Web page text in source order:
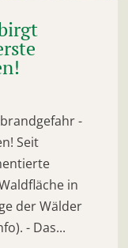
-
Seit
in
der Wälder
- Das...